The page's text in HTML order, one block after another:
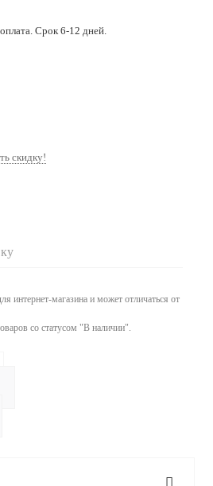
Срок 6-12 дней.
скидку!
интернет-магазина и может отличаться от
со статусом "В наличии".